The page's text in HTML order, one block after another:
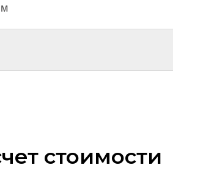
стоимости